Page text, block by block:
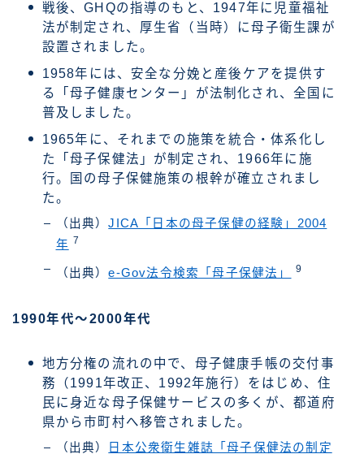
戦後、GHQの指導のもと、1947年に児童福祉
法が制定され、厚生省（当時）に母子衛生課が
設置されました。
1958年には、安全な分娩と産後ケアを提供す
る「母子健康センター」が法制化され、全国に
普及しました。
1965年に、それまでの施策を統合・体系化し
た「母子保健法」が制定され、1966年に施
行。国の母子保健施策の根幹が確立されまし
た。
（出典）JICA「日本の母子保健の経験」2004
年 7
（出典）e-Gov法令検索「母子保健法」 9
1990年代～2000年代
地方分権の流れの中で、母子健康手帳の交付事
務（1991年改正、1992年施行）をはじめ、住
民に身近な母子保健サービスの多くが、都道府
県から市町村へ移管されました。
（出典） 日本公衆衛生雑誌「母子保健法の制定